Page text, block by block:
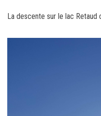
La descente sur le lac Retaud